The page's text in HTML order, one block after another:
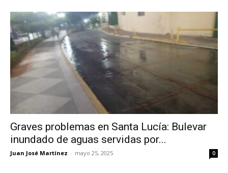
Graves problemas en Santa Lucía: Bulevar
inundado de aguas servidas por...
Juan José Martínez - mayo 25, 2025 0